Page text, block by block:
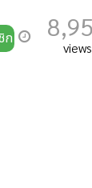
ก views